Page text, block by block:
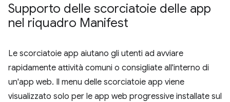
Supporto delle scorciatoie delle app
nel riquadro Manifest
Le scorciatoie app aiutano gli utenti ad avviare
rapidamente attività comuni o consigliate all'interno di
un'app web. Il menu delle scorciatoie app viene
visualizzato solo per le app web progressive installate sul